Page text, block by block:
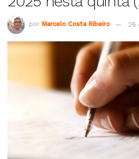
por Marcelo Costa Ribeiro 26